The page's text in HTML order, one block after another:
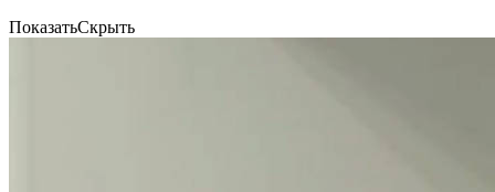
ПоказатьСкрыть